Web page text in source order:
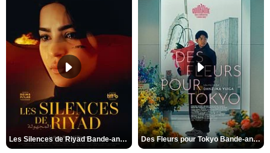
Les Silences de Riyad Bande-annonce VO STFR Des Fleurs pour Tokyo Bande-annonce VO STFR